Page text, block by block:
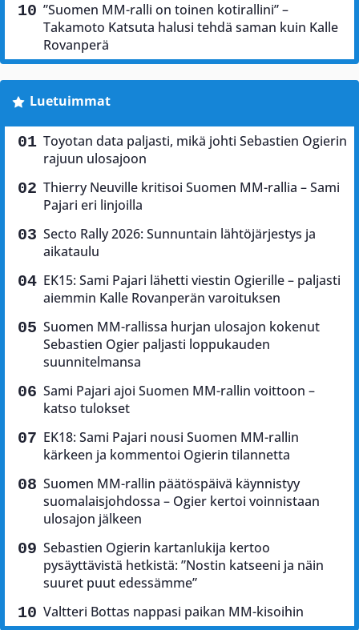
”Suomen MM-ralli on toinen kotirallini” –
Takamoto Katsuta halusi tehdä saman kuin Kalle
Rovanperä
Luetuimmat
Toyotan data paljasti, mikä johti Sebastien Ogierin
rajuun ulosajoon
Thierry Neuville kritisoi Suomen MM-rallia – Sami
Pajari eri linjoilla
Secto Rally 2026: Sunnuntain lähtöjärjestys ja
aikataulu
EK15: Sami Pajari lähetti viestin Ogierille – paljasti
aiemmin Kalle Rovanperän varoituksen
Suomen MM-rallissa hurjan ulosajon kokenut
Sebastien Ogier paljasti loppukauden
suunnitelmansa
Sami Pajari ajoi Suomen MM-rallin voittoon –
katso tulokset
EK18: Sami Pajari nousi Suomen MM-rallin
kärkeen ja kommentoi Ogierin tilannetta
Suomen MM-rallin päätöspäivä käynnistyy
suomalaisjohdossa – Ogier kertoi voinnistaan
ulosajon jälkeen
Sebastien Ogierin kartanlukija kertoo
pysäyttävistä hetkistä: ”Nostin katseeni ja näin
suuret puut edessämme”
Valtteri Bottas nappasi paikan MM-kisoihin